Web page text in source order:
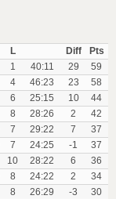
L Diff
Pts
1 40:11 29
59
4 46:23 23
58
6 25:15 10
44
8 28:26 2
42
7 29:22 7
37
7 24:25 -1
37
10 28:22 6
36
8 24:22 2
34
8 26:29 -3
30